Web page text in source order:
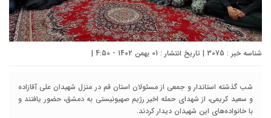
شناسه خبر : 3075 | تاریخ انتشار : 01 بهمن 1402 - 4:50 |
شب گذشته استاندار و جمعی از مسئولان استان قم در منزل شهیدان علی آقازاده
و سعید کریمی، از شهدای حمله اخیر رژیم صهیونیستی به دمشق، حضور یافتند و
با خانواده‌های این شهیدان دیدار کردند.